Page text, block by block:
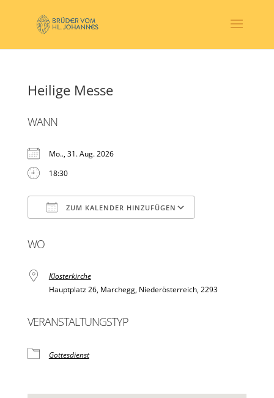
Heilige Messe
WANN
Mo.., 31. Aug. 2026
18:30
ZUM KALENDER HINZUFÜGEN
WO
Klosterkirche
Hauptplatz 26, Marchegg, Niederösterreich, 2293
VERANSTALTUNGSTYP
Gottesdienst